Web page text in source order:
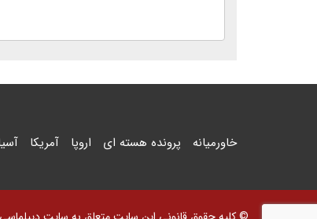
خاورمیانه پرونده هسته ای اروپا آمریکا